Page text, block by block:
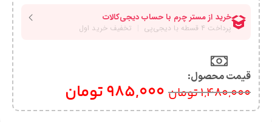
قیمت محصول:​
1,480,000تومان 985,000تومان